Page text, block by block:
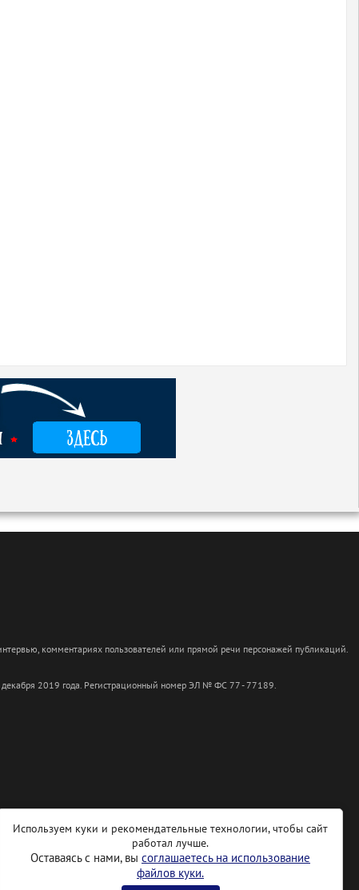
комментариях пользователей или прямой речи персонажей публикаций.
декабря 2019 года. Регистрационный номер ЭЛ № ФС 77 - 77189.
Используем куки и рекомендательные технологии, чтобы сайт
работал лучше.
Оставаясь с нами, вы соглашаетесь на использование
файлов куки.